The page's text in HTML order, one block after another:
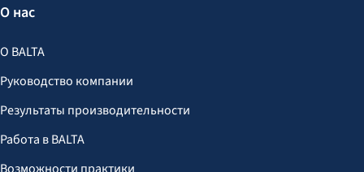
О нас
О BALTA
Руководство компании
Результаты производительности
Работа в BALTA